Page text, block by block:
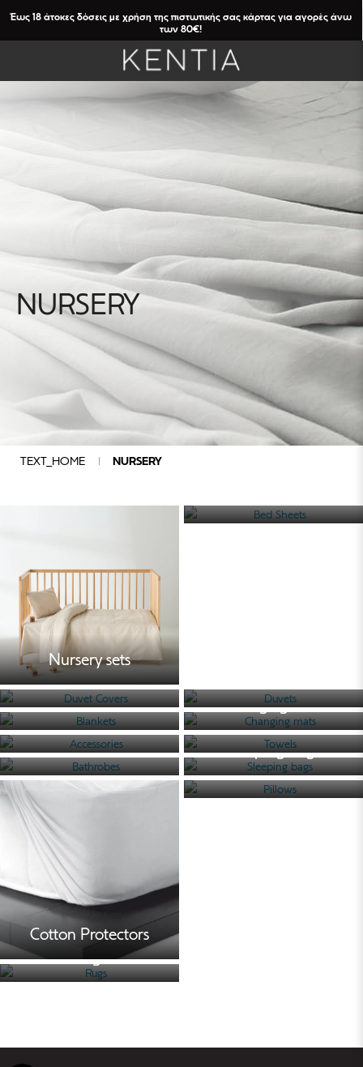
NURSERY
TEXT_HOME NURSERY
Καθαρισμός
Φίλτρων
CATEGORIES
Nursery
sets
Bed Sheets
Duvet
Changing
mats
Accessories
Towels
Bathrobes
Sleeping
bags
Cotton
Protectors
Pillows
Rugs
Nursery sets
Duvet Covers
Blankets
Changing mats
Accessories
Towels
Bathrobes
Sleeping bags
Cotton Protectors
Pillows
Rugs
Έως 18 άτοκες δόσεις με χρήση της πιστωτικής σας κάρτας για αγορές άνω
των 80€!